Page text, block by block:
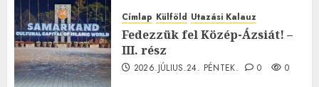
Címlap Külföld Utazási Kalauz
Fedezzük fel Közép-Ázsiát! –
III. rész
2026.JÚLIUS.24. PÉNTEK. 0 0